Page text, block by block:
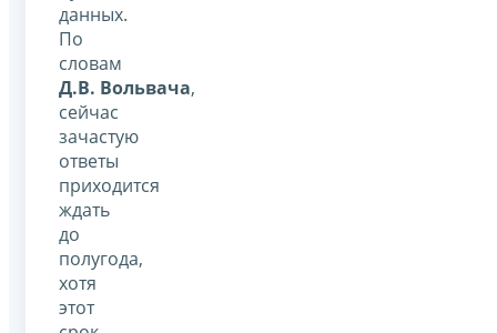
данных.
По
словам
Д.В. Вольвача,
сейчас
зачастую
ответы
приходится
ждать
до
полугода,
хотя
этот